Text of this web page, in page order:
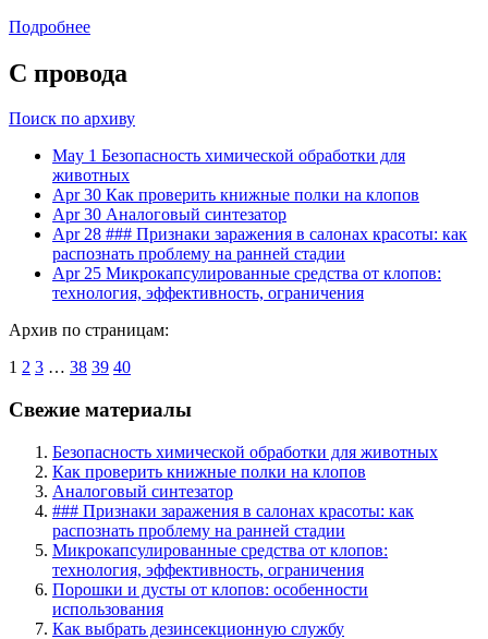
Подробнее
С провода
Поиск по архиву
May 1 Безопасность химической обработки для
животных
Apr 30 Как проверить книжные полки на клопов
Apr 30 Аналоговый синтезатор
Apr 28 ### Признаки заражения в салонах красоты: как
распознать проблему на ранней стадии
Apr 25 Микрокапсулированные средства от клопов:
технология, эффективность, ограничения
Архив по страницам:
1 2 3 … 38 39 40
Свежие материалы
Безопасность химической обработки для животных
Как проверить книжные полки на клопов
Аналоговый синтезатор
### Признаки заражения в салонах красоты: как
распознать проблему на ранней стадии
Микрокапсулированные средства от клопов:
технология, эффективность, ограничения
Порошки и дусты от клопов: особенности
использования
Как выбрать дезинсекционную службу